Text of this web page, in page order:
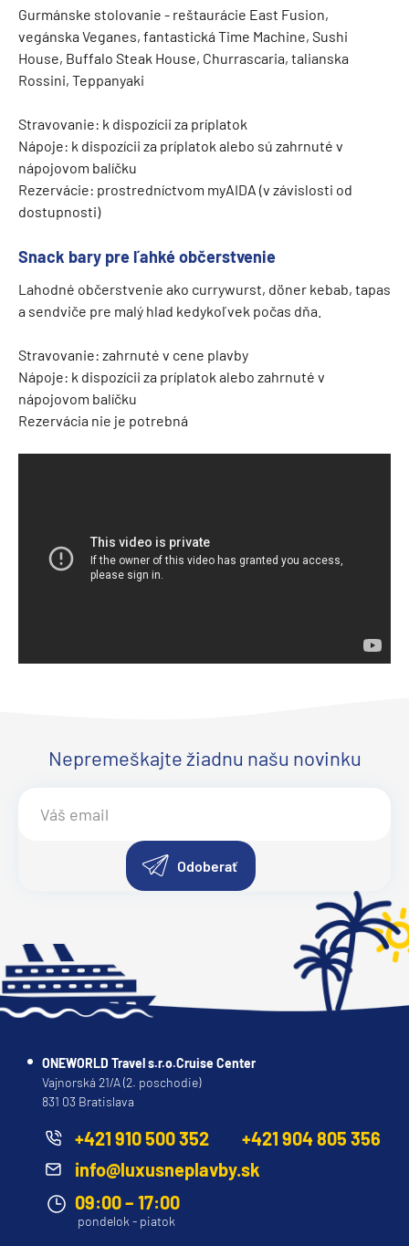
Gurmánske stolovanie - reštaurácie East Fusion,
vegánska Veganes, fantastická Time Machine, Sushi
House, Buffalo Steak House, Churrascaria, talianska
Rossini, Teppanyaki
Stravovanie: k dispozícii za príplatok
Nápoje: k dispozícii za príplatok alebo sú zahrnuté v
nápojovom balíčku
Rezervácie: prostredníctvom myAIDA (v závislosti od
dostupnosti)
Snack bary pre ľahké občerstvenie
Lahodné občerstvenie ako currywurst, döner kebab, tapas
a sendviče pre malý hlad kedykoľvek počas dňa.
Stravovanie: zahrnuté v cene plavby
Nápoje: k dispozícii za príplatok alebo zahrnuté v
nápojovom balíčku
Rezervácia nie je potrebná
Nepremeškajte žiadnu našu novinku
Odoberať
ONEWORLD Travel s.r.o.Cruise Center
Vajnorská 21/A (2. poschodie)
831 03 Bratislava
+421 910 500 352
+421 904 805 356
info@luxusneplavby.sk
09:00 – 17:00
pondelok - piatok